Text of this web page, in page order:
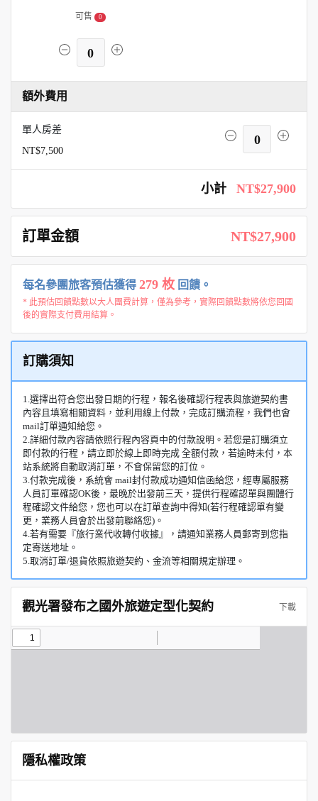
可售 0
0
額外費用
單人房差
NT$7,500
0
小計 NT$27,900
訂單金額 NT$27,900
每名參團旅客預估獲得 279 枚 回饋。
* 此預估回饋點數以大人團費計算，僅為參考，實際回饋點數將依您回國
後的實際支付費用結算。
訂購須知
1.選擇出符合您出發日期的行程，報名後確認行程表與旅遊契約書
內容且填寫相關資料，並利用線上付款，完成訂購流程，我們也會
mail訂單通知給您。
2.詳細付款內容請依照行程內容頁中的付款說明。若您是訂購須立
即付款的行程，請立即於線上即時完成 全額付款，若逾時未付，本
站系統將自動取消訂單，不會保留您的訂位。
3.付款完成後，系統會 mail封付款成功通知信函給您，經專屬服務
人員訂單確認OK後，最晚於出發前三天，提供行程確認單與團體行
程確認文件給您，您也可以在訂單查詢中得知(若行程確認單有變
更，業務人員會於出發前聯絡您)。
4.若有需要『旅行業代收轉付收據』，請通知業務人員郵寄到您指
定寄送地址。
5.取消訂單/退貨依照旅遊契約、金流等相關規定辦理。
觀光署發布之國外旅遊定型化契約 下載
隱私權政策